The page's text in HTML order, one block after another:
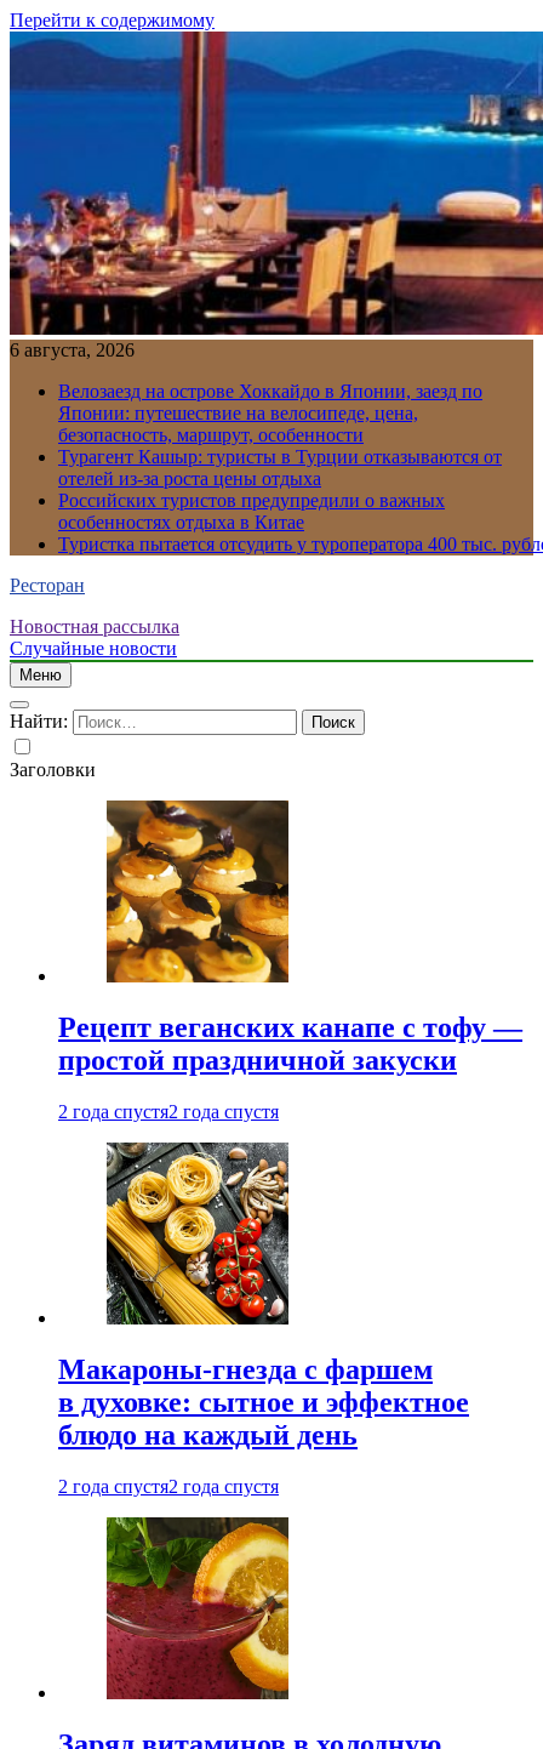
Перейти к содержимому
6 августа, 2026
Велозаезд на острове Хоккайдо в Японии, заезд по
Японии: путешествие на велосипеде, цена,
безопасность, маршрут, особенности
Турагент Кашыр: туристы в Турции отказываются от
отелей из-за роста цены отдыха
Российских туристов предупредили о важных
особенностях отдыха в Китае
Туристка пытается отсудить у туроператора 400 тыс.
Ресторан
Новостная рассылка
Случайные новости
Меню
Найти:
Заголовки
Рецепт веганских канапе с тофу —
простой праздничной закуски
2 года спустя2 года спустя
Макароны-гнезда с фаршем
в духовке: сытное и эффектное
блюдо на каждый день
2 года спустя2 года спустя